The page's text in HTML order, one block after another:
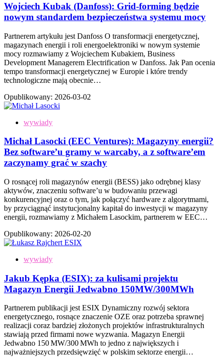
Wojciech Kubak (Danfoss): Grid-forming będzie
nowym standardem bezpieczeństwa systemu mocy
Partnerem artykułu jest Danfoss O transformacji energetycznej,
magazynach energii i roli energoelektroniki w nowym systemie
mocy rozmawiamy z Wojciechem Kubakiem, Business
Development Managerem Electrification w Danfoss. Jak Pan ocenia
tempo transformacji energetycznej w Europie i które trendy
technologiczne mają obecnie…
Opublikowany: 2026-03-02
wywiady
Michał Lasocki (EEC Ventures): Magazyny energii?
Bez software’u gramy w warcaby, a z software’em
zaczynamy grać w szachy
O rosnącej roli magazynów energii (BESS) jako odrębnej klasy
aktywów, znaczeniu software’u w budowaniu przewagi
konkurencyjnej oraz o tym, jak połączyć hardware z algorytmami,
by przyciągnąć instytucjonalny kapitał do inwestycji w magazyny
energii, rozmawiamy z Michałem Lasockim, partnerem w EEC…
Opublikowany: 2026-02-20
wywiady
Jakub Kępka (ESIX): za kulisami projektu
Magazyn Energii Jedwabno 150MW/300MWh
Partnerem publikacji jest ESIX Dynamiczny rozwój sektora
energetycznego, rosnące znaczenie OZE oraz potrzeba sprawnej
realizacji coraz bardziej złożonych projektów infrastrukturalnych
stawiają przed firmami nowe wyzwania. Magazyn Energii
Jedwabno 150 MW/300 MWh to jedno z największych i
najważniejszych przedsięwzięć w polskim sektorze energii…